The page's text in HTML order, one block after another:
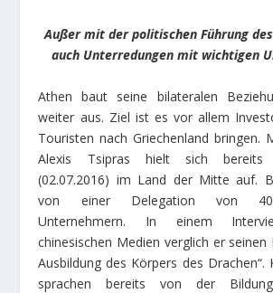
Außer mit der politischen Führung
auch Unterredungen mit wichtigen
Athen baut seine bilateralen
weiter aus. Ziel ist es vor allem
Touristen nach Griechenland bringen.
Alexis Tsipras hielt sich bereits
(02.07.2016) im Land der Mitte auf.
von einer Delegation von 40
Unternehmern. In einem
chinesischen Medien verglich er seinen
Ausbildung des Körpers des
sprachen bereits von der